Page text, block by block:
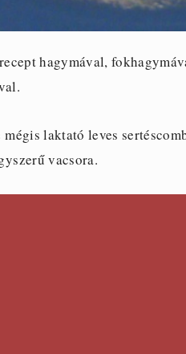
hagymával,
laktató leves
vacsora.